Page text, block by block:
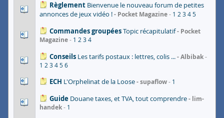
Règlement Bienvenue le nouveau forum de petites
annonces de jeux vidéo !
Pocket Magazine 1 2345
Commandes groupéesTopic récapitulatif
Pocket
Magazine
1 234
Conseils Les tarifs postaux : lettres, colis ... Albibak
1 23456
ECH L'Orphelinat de la Loose supaflow 1
Guide Douane taxes, et TVA, tout comprendre
lim-
handek
1